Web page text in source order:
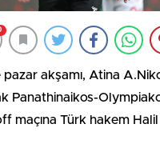
pazar akşamı, Atina
Panathinaikos-
maçına Türk hakem